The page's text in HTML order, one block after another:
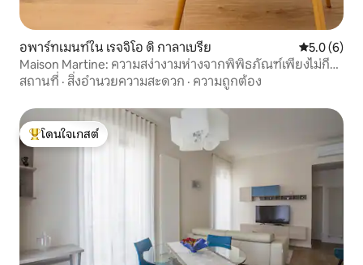
อพาร์ทเมนท์ใน เรจจิโอ ดิ กาลาเบรีย คะแนนเฉลี่
5.0 (6)
Maison Martine: ความสง่างามห่างจากพิพิธภัณฑ์เพียงไม่กี่
ก้าว
สถานที่ · สิ่งอำนวยความสะดวก · ความถูกต้อง
โดนใจเกสต์ที่สุด
โดนใจเกสต์